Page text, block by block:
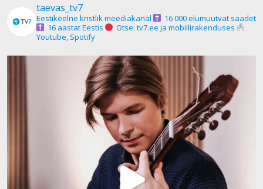
taevas_tv7
Eestikeelne kristlik meediakanal
16 000 elumuutvat saadet
16 aastat Eestis
Otse: tv7.ee ja mobiilirakenduses
Youtube, Spotify